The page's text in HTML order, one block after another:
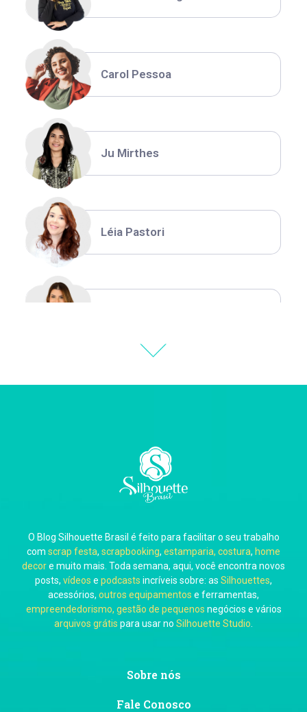
Carol Pessoa
Ju Mirthes
Léia Pastori
Carla Eschberger
Carol Pessoa
Ju Mirthes
O Blog Silhouette Brasil é feito para facilitar o seu trabalho
com scrap festa, scrapbooking, estamparia, costura, home
decore muito mais. Toda semana, aqui, você encontra novos
posts, vídeos e podcasts incríveis sobre: as Silhouettes,
acessórios, outros equipamentos e ferramentas,
empreendedorismo, gestão de pequenos negócios e vários
arquivos grátis para usar no Silhouette Studio
Sobre nós
Fale Conosco